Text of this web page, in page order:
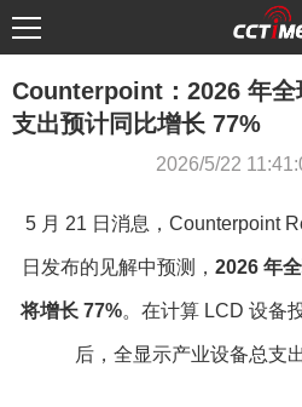
Counterpoint：2026 年全
支出预计同比增长 77%
2026/5/22
5 月 21 日消息，Counterpoint
日发布的见解中预测， 2026 年
将增长 77%。在计算 LCD 设备
后，全显示产业设备总支